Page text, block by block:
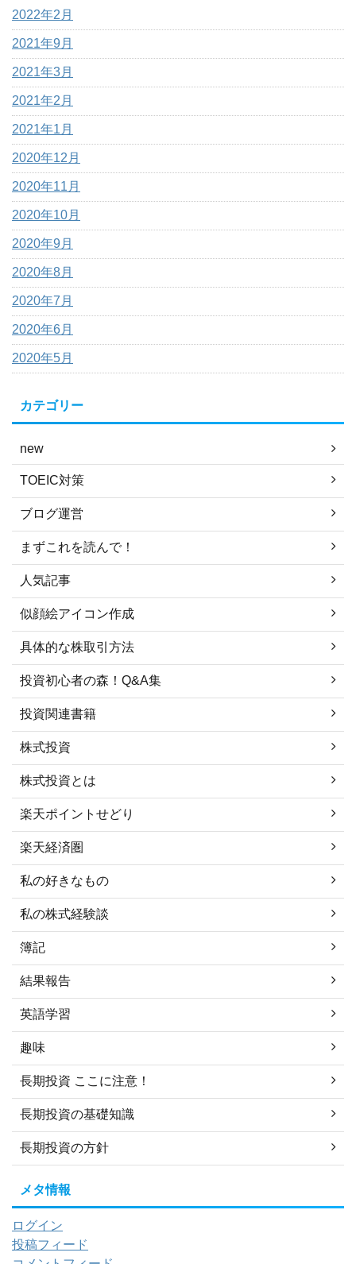
2022年2月
2021年9月
2021年3月
2021年2月
2021年1月
2020年12月
2020年11月
2020年10月
2020年9月
2020年8月
2020年7月
2020年6月
2020年5月
カテゴリー
new
TOEIC対策
ブログ運営
まずこれを読んで！
人気記事
似顔絵アイコン作成
具体的な株取引方法
投資初心者の森！Q&A集
投資関連書籍
株式投資
株式投資とは
楽天ポイントせどり
楽天経済圏
私の好きなもの
私の株式経験談
簿記
結果報告
英語学習
趣味
長期投資 ここに注意！
長期投資の基礎知識
長期投資の方針
メタ情報
ログイン
投稿フィード